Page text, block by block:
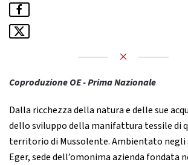
Coproduzione OE - Prima Nazionale
Dalla ricchezza della natura e delle sue
dello sviluppo della manifattura tessile di
territorio di Mussolente. Ambientato negli
Eger, sede dell’omonima azienda fondata